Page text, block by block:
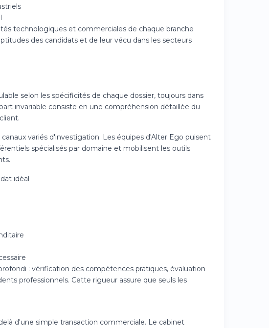
technologiques et commerciales de chaque branche
des candidats et de leur vécu dans les secteurs
selon les spécificités de chaque dossier, toujours dans
invariable consiste en une compréhension détaillée du
variés d'investigation. Les équipes d'Alter Ego puisent
spécialisés par domaine et mobilisent les outils
idéal
: vérification des compétences pratiques, évaluation
professionnels. Cette rigueur assure que seuls les
d'une simple transaction commerciale. Le cabinet